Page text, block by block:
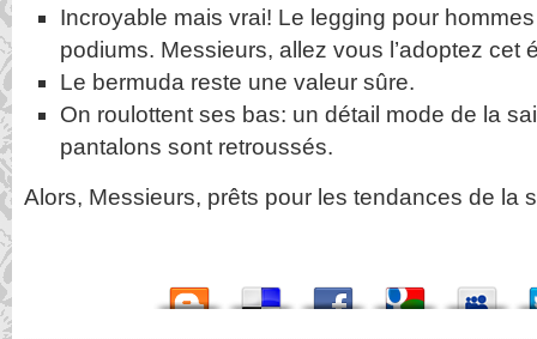
Incroyable mais vrai! Le legging pour
podiums. Messieurs, allez vous l’adoptez cet
Le bermuda reste une valeur sûre.
On roulottent ses bas: un détail mode de la
pantalons sont retroussés.
Alors, Messieurs, prêts pour les tendances de la